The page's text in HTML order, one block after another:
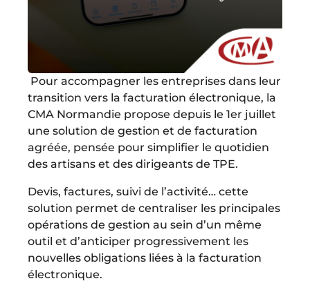
Pour accompagner les entreprises dans leur
transition vers la facturation électronique, la
CMA Normandie propose depuis le 1er juillet
une solution de gestion et de facturation
agréée, pensée pour simplifier le quotidien
des artisans et des dirigeants de TPE.
Devis, factures, suivi de l’activité… cette
solution permet de centraliser les principales
opérations de gestion au sein d’un même
outil et d’anticiper progressivement les
nouvelles obligations liées à la facturation
électronique.